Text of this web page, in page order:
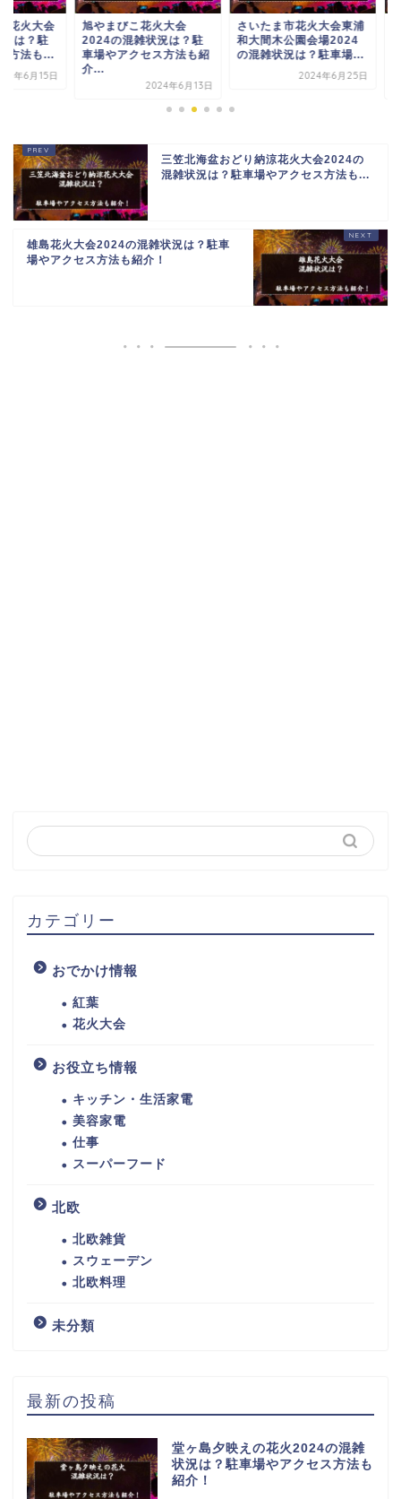
まびこ花火大会
の混雑状況は？駐
やアクセス方法も紹
さいたま市花火大会東浦
和大間木公園会場2024
の混雑状況は？駐車場...
いわない怒涛まつり
大会2024の混雑状況
は？駐車場やアクセ
方...
三笠北海盆おどり納涼花火大会2024の
混雑状況は？駐車場やアクセス方法も...
雄島花火大会2024の混雑状況は？駐車
場やアクセス方法も紹介！
カテゴリー
おでかけ情報
紅葉
花火大会
お役立ち情報
キッチン・生活家電
美容家電
仕事
スーパーフード
北欧
北欧雑貨
スウェーデン
北欧料理
未分類
最新の投稿
堂ヶ島夕映えの花火2024の混雑
状況は？駐車場やアクセス方法も
紹介！